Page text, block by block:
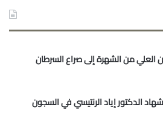
من الشهرة إلى صراع السرطان
الدكتور إياد الرنتيسي في السجون